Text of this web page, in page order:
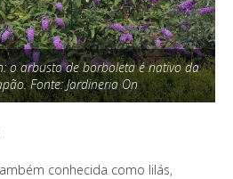
o arbusto de borboleta é nativo da
Fonte: Jardineria On
conhecida como lilás,